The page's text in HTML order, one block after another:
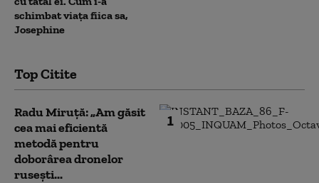
schimbat viața fiica sa,
Josephine
Top Citite
1
Radu Miruță: „Am găsit
cea mai eficientă
metodă pentru
doborârea dronelor
rusești...